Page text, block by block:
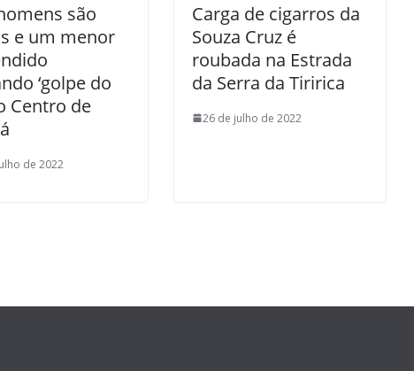
são
e um menor
‘golpe do
Centro de
de 2022
Carga de cigarros da
Souza Cruz é
roubada na Estrada
da Serra da Tiririca
26 de julho de 2022